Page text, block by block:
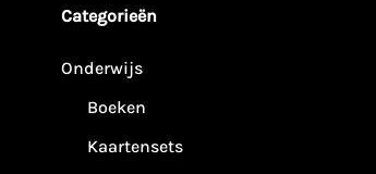
Categorieën
Onderwijs
Boeken
Kaartensets